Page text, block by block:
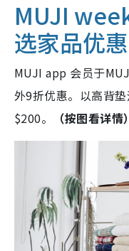
MUJI
选家品优惠
MUJI app 会员于
外9折优惠。以高背
$200。
（按图看详情）